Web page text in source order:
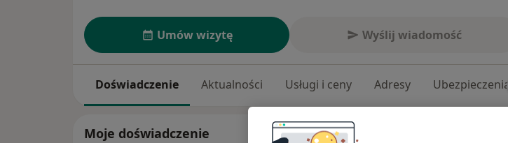
Umów wizytę Wyślij wiadomość
Doświadczenie Aktualności Usługi i ceny Adresy Ubezpieczenia
Moje doświadczenie